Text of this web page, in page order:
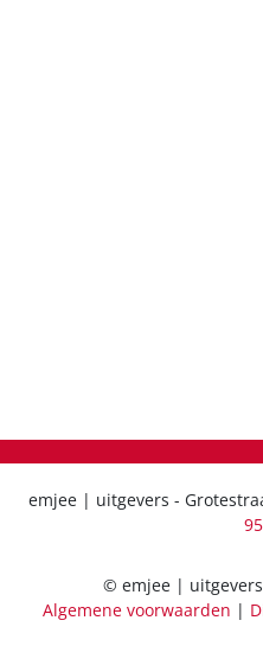
emjee | uitgevers -
© emjee |
Algemene voorwaarden |